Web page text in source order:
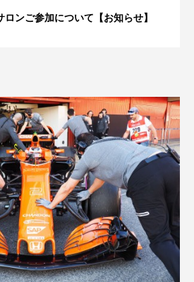
ンご参加について【お知らせ】